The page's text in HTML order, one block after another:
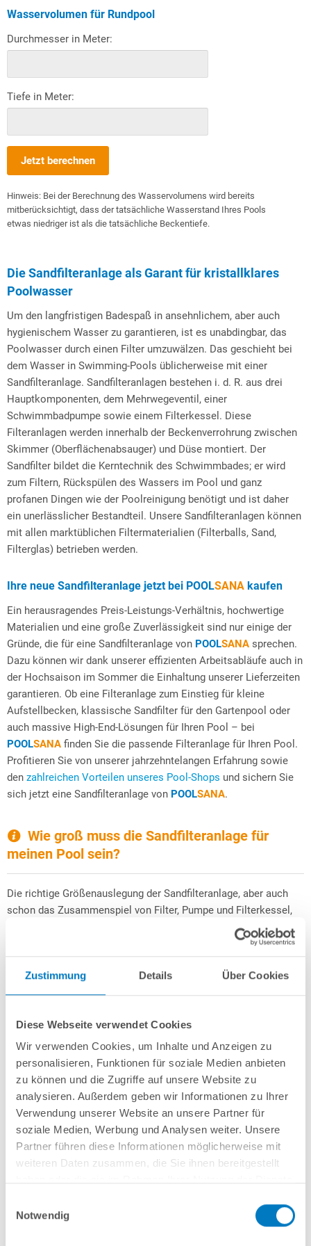
Zustimmung Details Über Cookies
Diese Webseite verwendet Cookies
Wir verwenden Cookies, um Inhalte und Anzeigen zu
personalisieren, Funktionen für soziale Medien anbieten
zu können und die Zugriffe auf unsere Website zu
analysieren. Außerdem geben wir Informationen zu Ihrer
Verwendung unserer Website an unsere Partner für
soziale Medien, Werbung und Analysen weiter. Unsere
Partner führen diese Informationen möglicherweise mit
weiteren Daten zusammen, die Sie ihnen bereitgestellt
Notwendig
Wasservolumen für Rundpool
Durchmesser in Meter:
Tiefe in Meter:
Jetzt berechnen
Hinweis: Bei der Berechnung des Wasservolumens wird bereits
mitberücksichtigt, dass der tatsächliche Wasserstand Ihres Pools
etwas niedriger ist als die tatsächliche Beckentiefe.
Die Sandfilteranlage als Garant für kristallklares
Poolwasser
Um den langfristigen Badespaß in ansehnlichem, aber auch
hygienischem Wasser zu garantieren, ist es unabdingbar, das
Poolwasser durch einen Filter umzuwälzen. Das geschieht bei
dem Wasser in Swimming-Pools üblicherweise mit einer
Sandfilteranlage. Sandfilteranlagen bestehen i. d. R. aus drei
Hauptkomponenten, dem Mehrwegeventil, einer
Schwimmbadpumpe sowie einem Filterkessel. Diese
Filteranlagen werden innerhalb der Beckenverrohrung zwischen
Skimmer (Oberflächenabsauger) und Düse montiert. Der
Sandfilter bildet die Kerntechnik des Schwimmbades; er wird
zum Filtern, Rückspülen des Wassers im Pool und ganz
profanen Dingen wie der Poolreinigung benötigt und ist daher
ein unerlässlicher Bestandteil. Unsere Sandfilteranlagen können
mit allen marktüblichen Filtermaterialien (Filterballs, Sand,
Filterglas) betrieben werden.
Ihre neue Sandfilteranlage jetzt bei POOLSANA kaufen
Ein herausragendes Preis-Leistungs-Verhältnis, hochwertige
Materialien und eine große Zuverlässigkeit sind nur einige der
Gründe, die für eine Sandfilteranlage von POOLSANA sprechen.
Dazu können wir dank unserer effizienten Arbeitsabläufe auch in
der Hochsaison im Sommer die Einhaltung unserer Lieferzeiten
garantieren. Ob eine Filteranlage zum Einstieg für kleine
Aufstellbecken, klassische Sandfilter für den Gartenpool oder
auch massive High-End-Lösungen für Ihren Pool – bei
POOLSANA finden Sie die passende Filteranlage für Ihren Pool.
Profitieren Sie von unserer jahrzehntelangen Erfahrung sowie
den zahlreichen Vorteilen unseres Pool-Shops und sichern Sie
sich jetzt eine Sandfilteranlage von POOLSANA.
Wie groß muss die Sandfilteranlage für
meinen Pool sein?
Die richtige Größenauslegung der Sandfilteranlage, aber auch
schon das Zusammenspiel von Filter, Pumpe und Filterkessel,
spielen für die Wirksamkeit eine elementare Rolle.
einmal umwälzen sollte.
Hierbei gilt die Rechnung:Zeit f. eine Umwälzung =
Beckeninhalt Pool / Förderleistung der Sandfilterpumpe in m³/h
Die Gesamtlaufzeit liegt dann meist bei ca. 2-3 Filterlaufzeiten
(bei hohen Temperaturen und viel Badebetrieb im Pool sind es
eher 3), sodass Sie auf eine optimale Gesamtdauer zwischen
ca. 8 und 10 Stunden pro Tag kommen.
partout so stark wie möglich
sein, sondern immer eine
Förderleistung passend zur Größe des Kessels besitzen. Hierbei